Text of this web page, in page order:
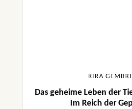
KIRA GEMBRI
Das geheime Leben der
Im Reich der